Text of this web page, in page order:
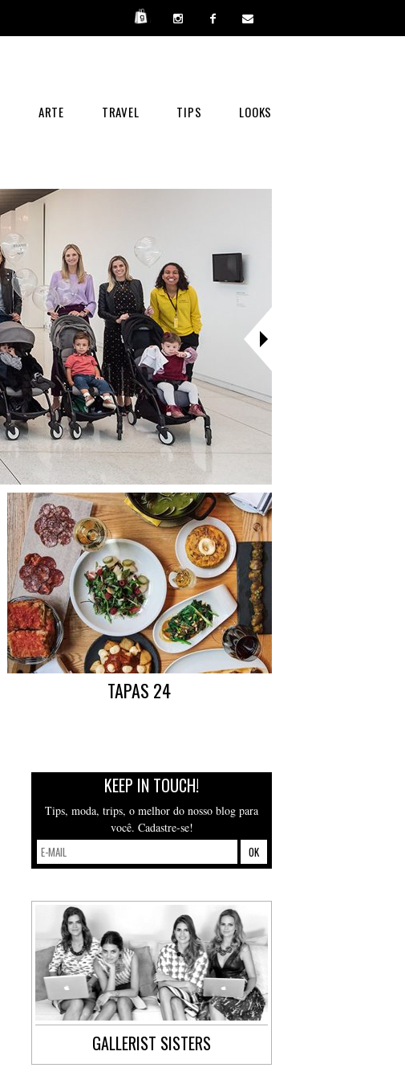
ARTE TRAVEL TIPS LOOKS
TAPAS 24
KEEP IN TOUCH!
Tips, moda, trips, o melhor do nosso blog para
você. Cadastre-se!
GALLERIST SISTERS